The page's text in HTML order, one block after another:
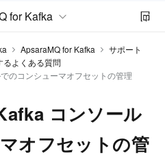
for Kafka
ApsaraMQ for Kafka
サポート
るよくある質問
のコンシューマオフセットの管理
コンソール
オフセットの管